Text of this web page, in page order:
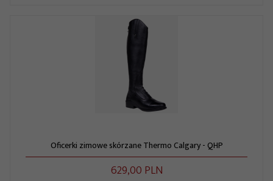
Oficerki zimowe skórzane Thermo Calgary - QHP
629,00 PLN